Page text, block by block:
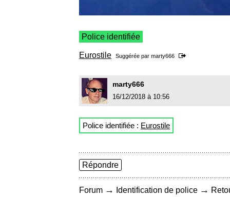
Police identifiée
Eurostile Suggérée par marty666
marty666
16/12/2018 à 10:56
Police identifiée : Eurostile
Répondre
Forum → Identification de police →